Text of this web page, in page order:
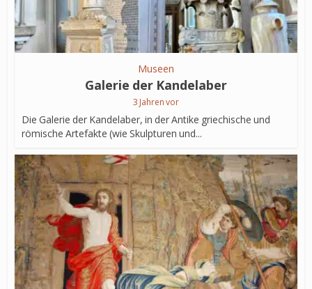
Museen
Galerie der Kandelaber
3 Jahren vor
Die Galerie der Kandelaber, in der Antike griechische und
römische Artefakte (wie Skulpturen und...